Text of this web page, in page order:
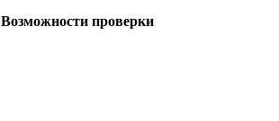
Возможности проверки